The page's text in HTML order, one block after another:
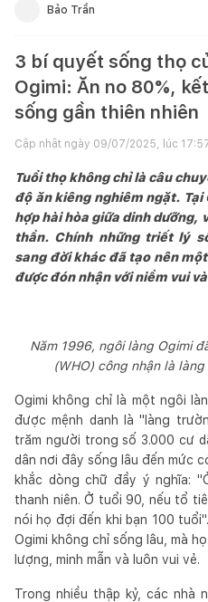
Bảo Trần
3 bí quyết sống thọ
Ogimi: Ăn no 80%,
sống gần thiên nhiên
Cập nhật ngày 09/07/2025, lúc
Tuổi thọ không chỉ là câu
độ ăn kiêng nghiêm ngặt.
hợp hài hòa giữa dinh dưỡng,
thần. Chính những triết lý
sang đời khác đã tạo nên
được đón nhận với niềm vui
Năm 1996, ngôi làng Ogimi
(WHO) công nhận là
Ogimi không chỉ là một ngôi
được mệnh danh là "làng
trăm người trong số 3.000 cư
dân nơi đây sống lâu đến mức
khắc dòng chữ đầy ý nghĩa:
thanh niên. Ở tuổi 90, nếu tổ
nói họ đợi đến khi bạn 100
Ogimi không chỉ sống lâu, mà
lượng, minh mẫn và luôn vui vẻ.
Trong nhiều thập kỷ, các nhà